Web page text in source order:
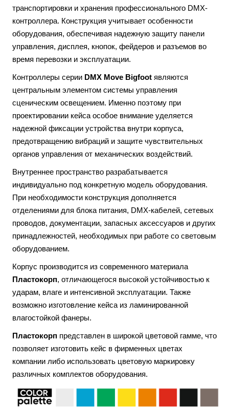
транспортировки и хранения профессионального DMX-
контроллера. Конструкция учитывает особенности
оборудования, обеспечивая надежную защиту панели
управления, дисплея, кнопок, фейдеров и разъемов во
время перевозки и эксплуатации.
Контроллеры серии DMX Move Bigfoot являются
центральным элементом системы управления
сценическим освещением. Именно поэтому при
проектировании кейса особое внимание уделяется
надежной фиксации устройства внутри корпуса,
предотвращению вибраций и защите чувствительных
органов управления от механических воздействий.
Внутреннее пространство разрабатывается
индивидуально под конкретную модель оборудования.
При необходимости конструкция дополняется
отделениями для блока питания, DMX-кабелей, сетевых
проводов, документации, запасных аксессуаров и других
принадлежностей, необходимых при работе со световым
оборудованием.
Корпус производится из современного материала
Пластокорп, отличающегося высокой устойчивостью к
ударам, влаге и интенсивной эксплуатации. Также
возможно изготовление кейса из ламинированной
влагостойкой фанеры.
Пластокорп представлен в широкой цветовой гамме, что
позволяет изготовить кейс в фирменных цветах
компании либо использовать цветовую маркировку
различных комплектов оборудования.